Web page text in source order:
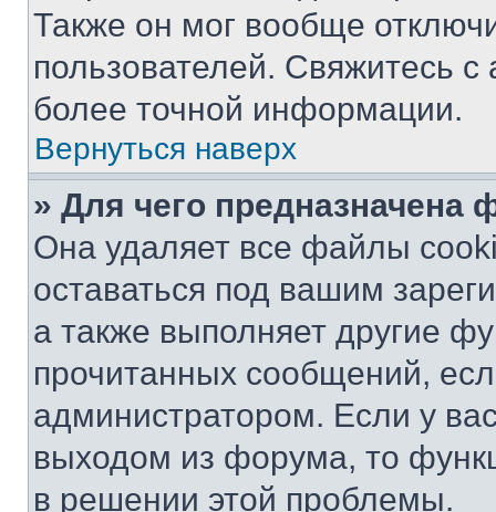
Также он мог вообще
пользователей. Свяжитесь
более точной информации.
Вернуться наверх
» Для чего предназначена
Она удаляет все файлы
оставаться под вашим
а также выполняет другие
прочитанных сообщений,
администратором. Если у
выходом из форума, то
в решении этой проблемы.